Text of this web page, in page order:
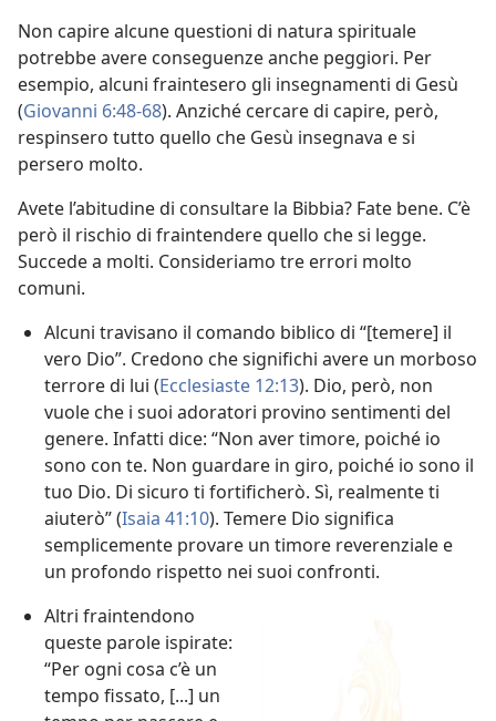
Non capire alcune questioni di natura spirituale
potrebbe avere conseguenze anche peggiori. Per
esempio, alcuni fraintesero gli insegnamenti di Gesù
(Giovanni 6:48-68). Anziché cercare di capire, però,
respinsero tutto quello che Gesù insegnava e si
persero molto.
Avete l’abitudine di consultare la Bibbia? Fate bene. C’è
però il rischio di fraintendere quello che si legge.
Succede a molti. Consideriamo tre errori molto
comuni.
Alcuni travisano il comando biblico di “[temere] il
vero Dio”. Credono che significhi avere un morboso
terrore di lui (Ecclesiaste 12:13). Dio, però, non
vuole che i suoi adoratori provino sentimenti del
genere. Infatti dice: “Non aver timore, poiché io
sono con te. Non guardare in giro, poiché io sono il
tuo Dio. Di sicuro ti fortificherò. Sì, realmente ti
aiuterò” (Isaia 41:10). Temere Dio significa
semplicemente provare un timore reverenziale e
un profondo rispetto nei suoi confronti.
Altri fraintendono
queste parole ispirate:
“Per ogni cosa c’è un
tempo fissato, [...] un